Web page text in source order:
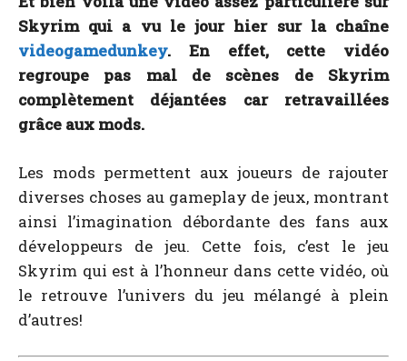
Skyrim qui a vu le jour hier sur la chaîne
videogamedunkey. En effet, cette vidéo
regroupe pas mal de scènes de Skyrim
complètement déjantées car retravaillées
grâce aux mods.
Les mods permettent aux joueurs de rajouter
diverses choses au gameplay de jeux, montrant
ainsi l’imagination débordante des fans aux
développeurs de jeu. Cette fois, c’est le jeu
Skyrim qui est à l’honneur dans cette vidéo, où
le retrouve l’univers du jeu mélangé à plein
d’autres!